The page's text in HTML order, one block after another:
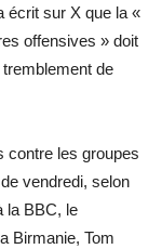
écrit sur X que la «
offensives » doit
de
contre les groupes
vendredi, selon
la BBC, le
Birmanie, Tom